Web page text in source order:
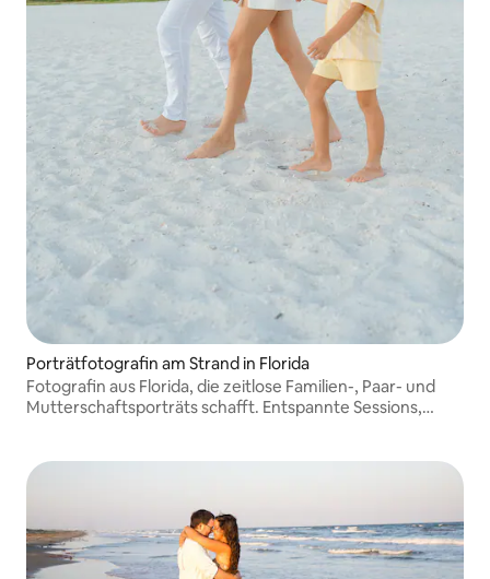
Porträtfotografin am Strand in Florida
Fotografin aus Florida, die zeitlose Familien-, Paar- und
Mutterschaftsporträts schafft. Entspannte Sessions,